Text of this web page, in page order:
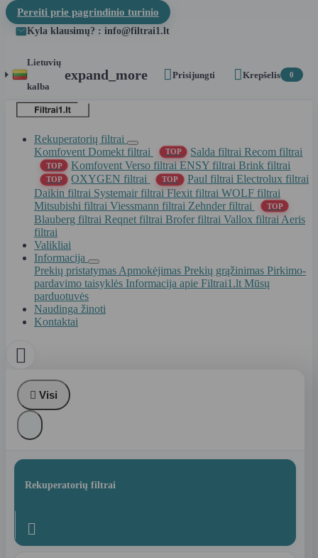
Pereiti prie pagrindinio turinio
Kyla klausimų? : info@filtrai1.lt
Lietuvių
kalba
expand_more Prisijungti Krepšelis 0
Rekuperatorių filtrai
Komfovent Domekt filtrai
TOP Salda filtraiRecom filtrai
TOP Komfovent Verso filtraiENSY filtraiBrink filtrai
TOP OXYGEN filtrai TOP Paul filtrai Electrolux filtrai
Daikin filtrai Systemair filtrai Flexit filtrai WOLF filtrai
Mitsubishi filtrai Viessmann filtrai Zehnder filtrai TOP
Blauberg filtrai Reqnet filtrai Brofer filtrai Vallox filtrai Aeris
filtrai
Valikliai
Informacija
Prekių pristatymas Apmokėjimas Prekių grąžinimas Pirkimo-
pardavimo taisyklės Informacija apie Filtrai1.lt Mūsų
parduotuvės
Naudinga žinoti
Kontaktai

 Visi
Rekuperatorių filtrai
